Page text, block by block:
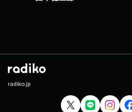
radiko.jp